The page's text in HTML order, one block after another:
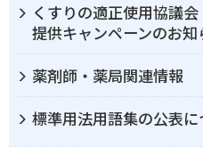
くすりの適正使用協議
提供キャンペーンのお知
薬剤師・薬局関連情報
標準用法用語集の公表に